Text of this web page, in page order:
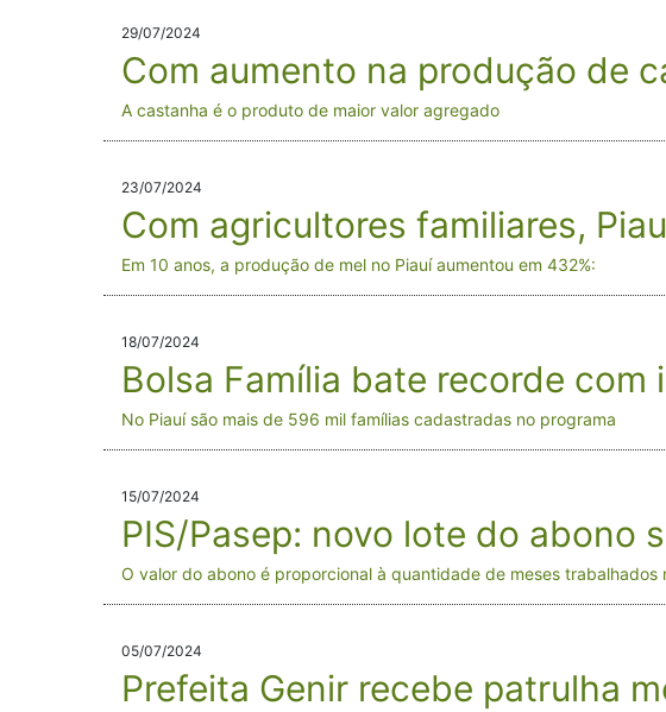
29/07/2024
Com aumento na produção de
A castanha é o produto de maior valor agregado
23/07/2024
Com agricultores familiares,
Em 10 anos, a produção de mel no Piauí aumentou em 432%:
18/07/2024
Bolsa Família bate recorde
No Piauí são mais de 596 mil famílias cadastradas no programa
15/07/2024
PIS/Pasep: novo lote do abono
O valor do abono é proporcional à quantidade de meses trabalhados
05/07/2024
Prefeita Genir recebe patrulha